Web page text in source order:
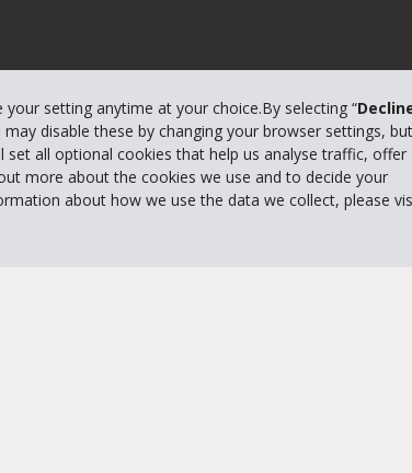
your setting anytime at your choice.By selecting “
disable these by changing your browser settings, but
set all optional cookies that help us analyse traffic, offer
more about the cookies we use and to decide your
about how we use the data we collect, please